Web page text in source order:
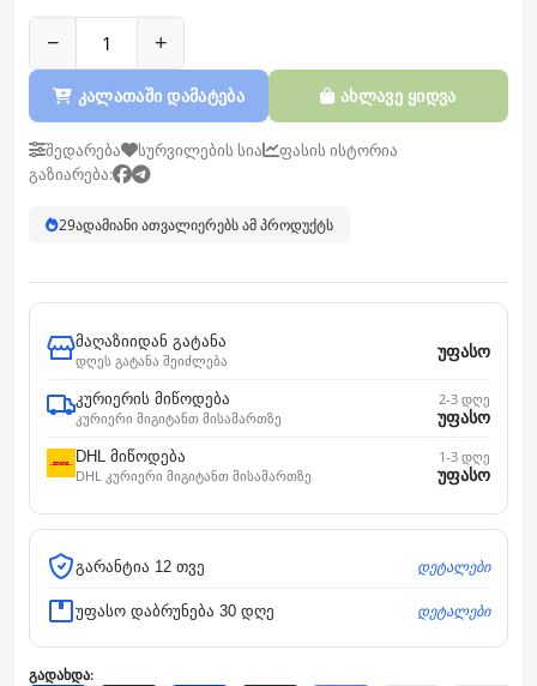
− +
კალათაში დამატება ახლავე ყიდვა
შედარება სურვილების სია
ფასის ისტორია
გაზიარება:
29ადამიანი ათვალიერებს ამ პროდუქტს
მაღაზიიდან გატანა
დღეს გატანა შეიძლება
უფასო
კურიერის მიწოდება
კურიერი მიგიტანთ მისამართზე
2-3 დღე
უფასო
DHL მიწოდება
DHL კურიერი მიგიტანთ მისამართზე
1-3 დღე
უფასო
გარანტია 12 თვე დეტალები
უფასო დაბრუნება 30 დღე დეტალები
გადახდა: